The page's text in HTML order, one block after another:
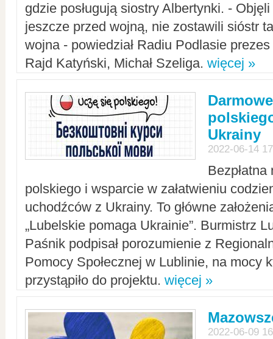
gdzie posługują siostry Albertynki. -
jeszcze przed wojną, nie zostawili sióstr
wojna - powiedział Radiu Podlasie
Rajd Katyński, Michał Szeliga. więcej »
Ukrainy
2022-06-14
polskiego i wsparcie w załatwieniu
uchodźców z Ukrainy. To główne
„Lubelskie pomaga Ukrainie”. Burmistrz
Paśnik podpisał porozumienie z
Pomocy Społecznej w Lublinie, na mocy
przystąpiło do projektu. więcej »
2022-06-09